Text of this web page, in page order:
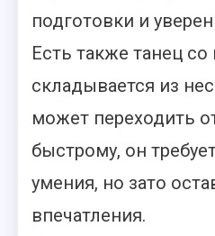
подготовки и
Есть также танец
складывается из
может переходить
быстрому, он
умения, но зато
впечатления.